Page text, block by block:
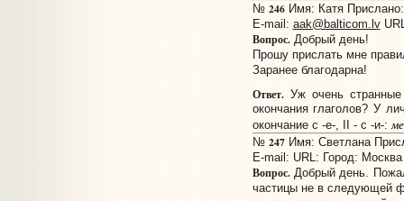
№ 246Имя: Катя Прислано:
E-mail: aak@balticom.lv
Вопрос.Добрый день!
Прошу прислать мне
Заранее благодарна!
Ответ.Уж очень странные
окончания глаголов? У
окончание с -е-, II - с -и-:
№ 247Имя: Светлана
E-mail: URL: Город: Москва
Вопрос.Добрый день.
частицы не в следующей